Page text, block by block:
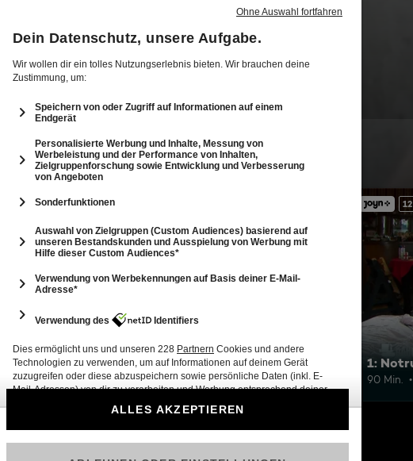
12
2: Das Abbruch-Haus: Familie Kinnigkeit
85 Min. Folge vom 06.11.2019
12
1:
90 Min.